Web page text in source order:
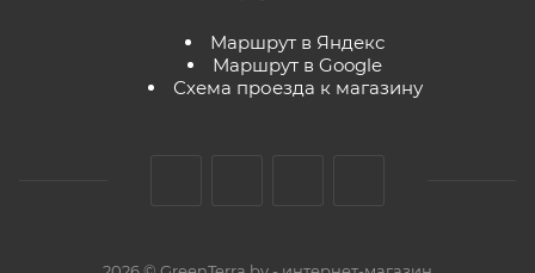
Маршрут в Яндекс
Маршрут в Google
Схема проезда к магазину